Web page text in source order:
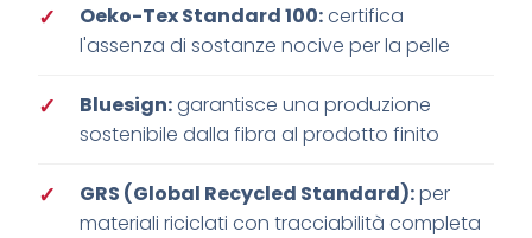
Oeko-Tex Standard 100:certifica
l'assenza di sostanze nocive per la pelle
Bluesign:garantisce una produzione
sostenibile dalla fibra al prodotto finito
GRS (Global Recycled Standard):per
materiali riciclati con tracciabilità completa